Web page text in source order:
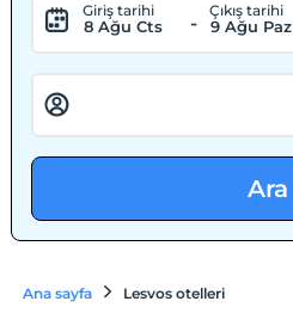
Giriş tarihi
8 Ağu Cts -
Çıkış tarihi
9 Ağu Paz
Ara
Ana sayfa Lesvos otelleri